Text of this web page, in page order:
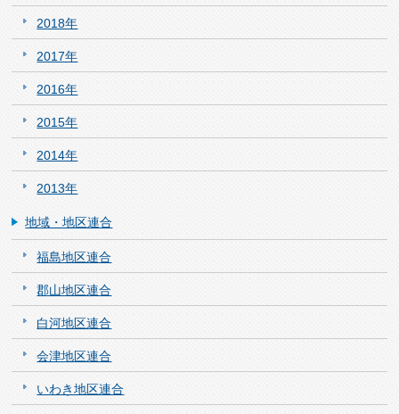
2018年
2017年
2016年
2015年
2014年
2013年
地域・地区連合
福島地区連合
郡山地区連合
白河地区連合
会津地区連合
いわき地区連合